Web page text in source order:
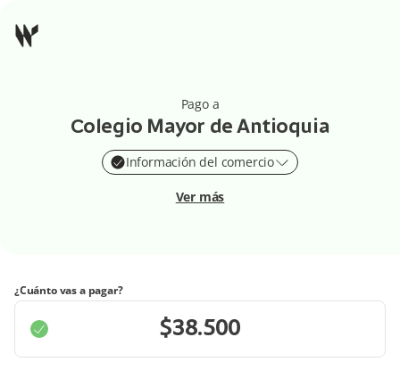
Pago a
Colegio Mayor de Antioquia
Información del comercio
Ver más
¿Cuánto vas a pagar?